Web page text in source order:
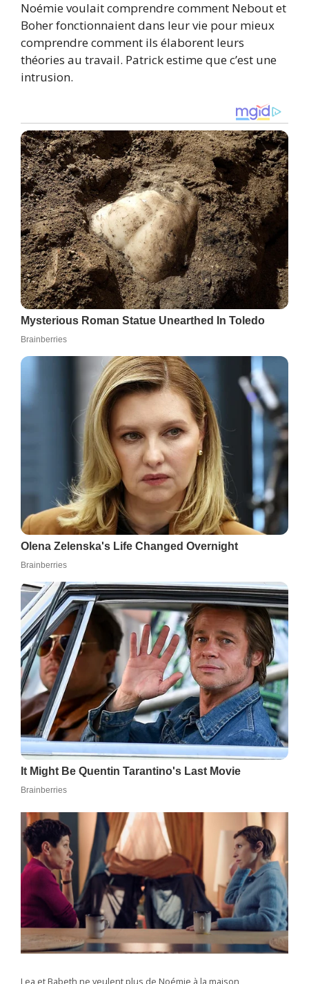
Noémie voulait comprendre comment Nebout et
Boher fonctionnaient dans leur vie pour mieux
comprendre comment ils élaborent leurs
théories au travail. Patrick estime que c’est une
intrusion.
Lea et Babeth ne veulent plus de Noémie à la maison